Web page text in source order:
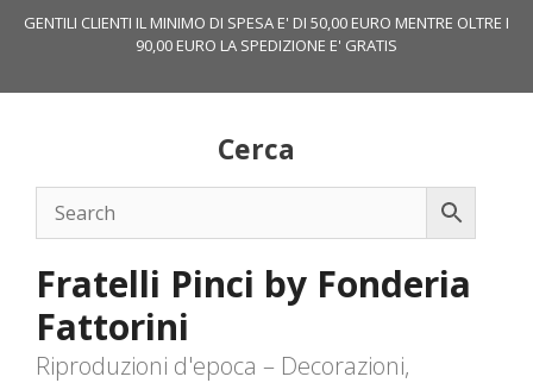
GENTILI CLIENTI IL MINIMO DI SPESA E' DI 50,00 EURO MENTRE OLTRE I
90,00 EURO LA SPEDIZIONE E' GRATIS
Cerca
Fratelli Pinci by Fonderia
Fattorini
Riproduzioni d'epoca – Decorazioni,